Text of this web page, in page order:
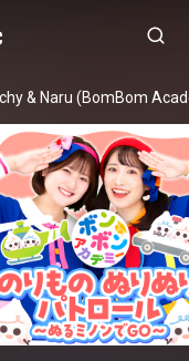
& Naru (BomBom